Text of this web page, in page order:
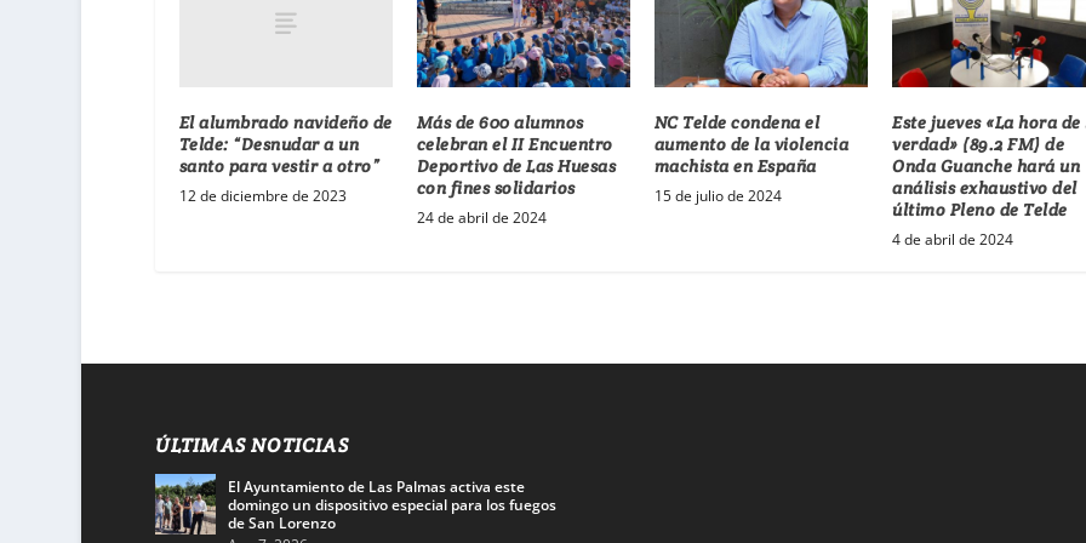
El alumbrado navideño de
Telde: “Desnudar a un
santo para vestir a otro”
12 de diciembre de 2023
Más de 600 alumnos
celebran el II Encuentro
Deportivo de Las Huesas
con fines solidarios
24 de abril de 2024
NC Telde condena el
aumento de la violencia
machista en España
15 de julio de 2024
Este jueves «La hora de
verdad» (89.2 FM) de
Onda Guanche hará un
análisis exhaustivo del
último Pleno de Telde
4 de abril de 2024
ÚLTIMAS NOTICIAS
El Ayuntamiento de Las Palmas activa este
domingo un dispositivo especial para los fuegos
de San Lorenzo